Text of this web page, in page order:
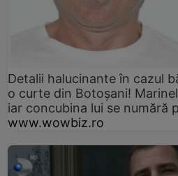
Detalii halucinante în cazul
o curte din Botoșani!
iar concubina lui se numără
www.wowbiz.ro